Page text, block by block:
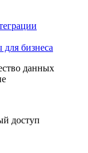
бизнеса
данных
доступ